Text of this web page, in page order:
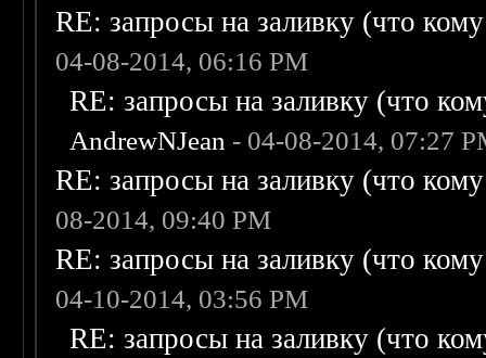
RE: запросы на заливку (что
04-08-2014, 06:16 PM
RE: запросы на заливку (что
AndrewNJean - 04-08-2014, 07:27
RE: запросы на заливку (что
08-2014, 09:40 PM
RE: запросы на заливку (что
04-10-2014, 03:56 PM
RE: запросы на заливку (что